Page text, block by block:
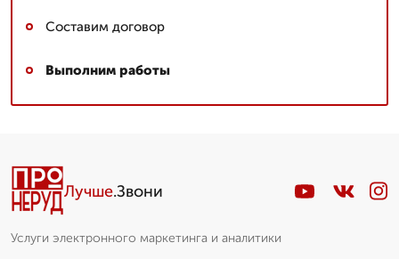
Составим договор
Выполним работы
Лучше.Звони
Услуги электронного маркетинга и аналитики